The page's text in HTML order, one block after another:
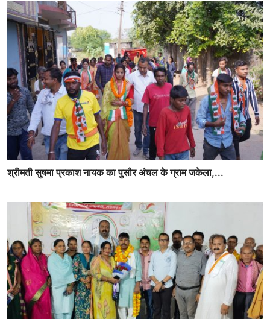
श्रीमती सुषमा प्रकाश नायक का पुसौर अंचल के ग्राम जकेला,...